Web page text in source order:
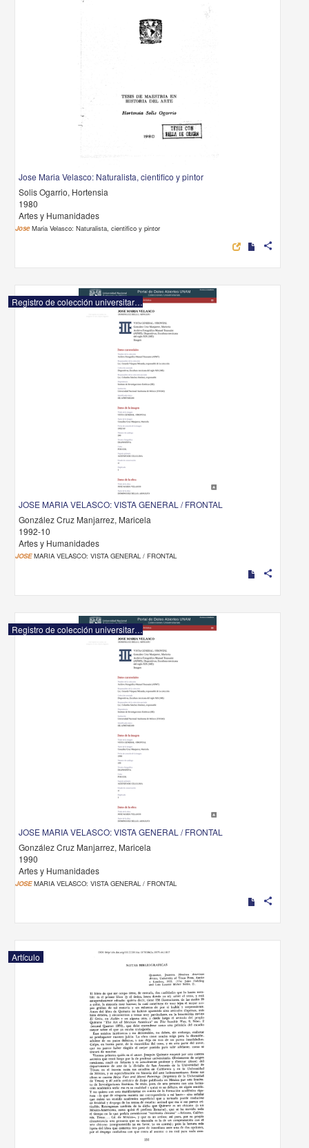
Jose Maria Velasco: Naturalista, cientifico y pintor
Solis Ogarrio, Hortensia
1980
Artes y Humanidades
JoseMaria Velasco: Naturalista, cientifico y pintor
share
Registro de colección universitaria
JOSE MARIA VELASCO: VISTA GENERAL / FRONTAL
González Cruz Manjarrez, Maricela
1992-10
Artes y Humanidades
JOSEMARIA VELASCO: VISTA GENERAL / FRONTAL
share
Registro de colección universitaria
JOSE MARIA VELASCO: VISTA GENERAL / FRONTAL
González Cruz Manjarrez, Maricela
1990
Artes y Humanidades
JOSEMARIA VELASCO: VISTA GENERAL / FRONTAL
share
Artículo